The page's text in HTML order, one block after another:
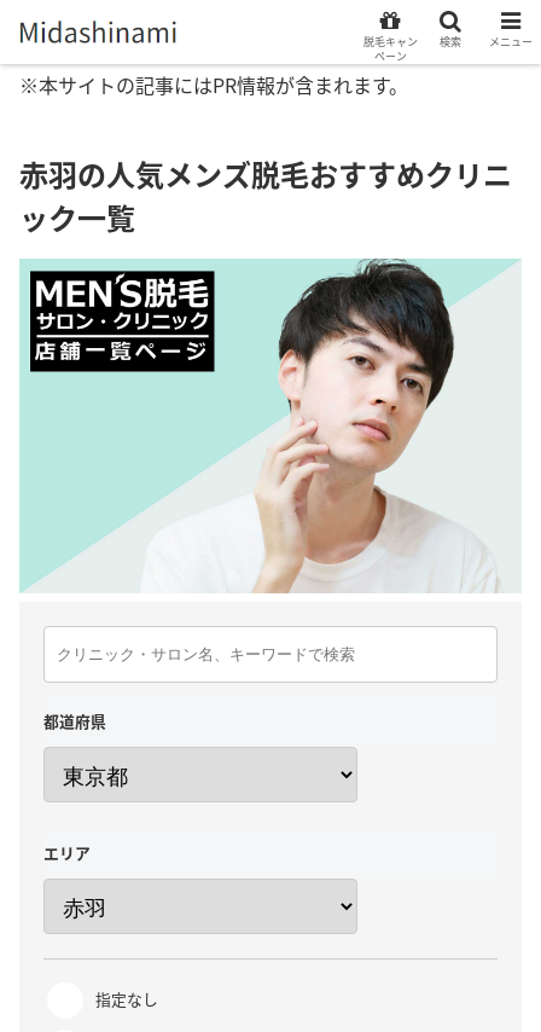
※本サイトの記事にはPR情報が含まれます。
赤羽の人気メンズ脱毛おすすめクリニ
ック一覧
都道府県
エリア
指定なし
脱毛キャン
ペーン
検索 メニュー